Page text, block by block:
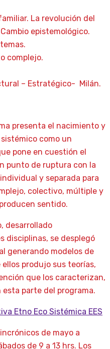
La revolución del
epistemológico.
complejo.
– Estratégico- Milán.
presenta el nacimiento y
como un
pone en cuestión el
punto de ruptura con la
y separada para
colectivo, múltiple y
sentido.
desarrollado
disciplinas, se desplegó
generando modelos de
produjo sus teorías,
que los caracterizan,
parte del programa.
Etno Eco Sistémica EES
de mayo a
de 9 a 13 hrs. Los